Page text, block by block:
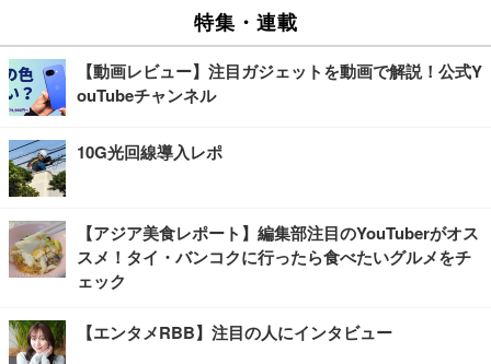
特集・連載
【動画レビュー】注目ガジェットを動画で解説！公式Y
ouTubeチャンネル
10G光回線導入レポ
【アジア美食レポート】編集部注目のYouTuberがオス
スメ！タイ・バンコクに行ったら食べたいグルメをチ
ェック
【エンタメRBB】注目の人にインタビュー